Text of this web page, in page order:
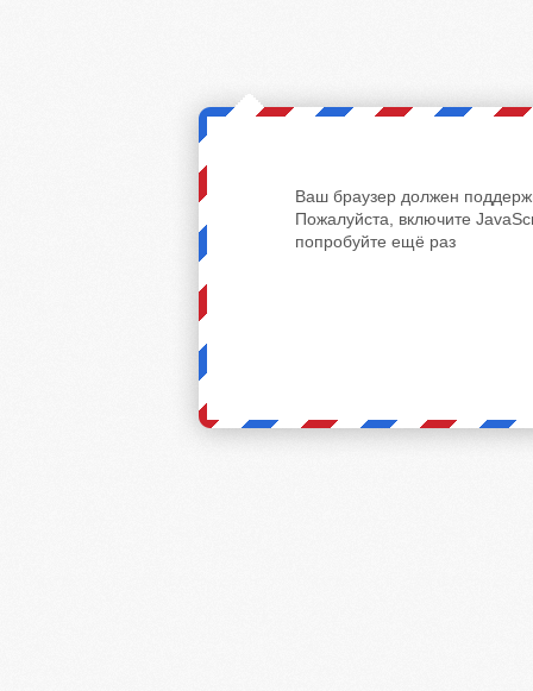
Ваш браузер должен
Пожалуйста, включите
попробуйте ещё раз